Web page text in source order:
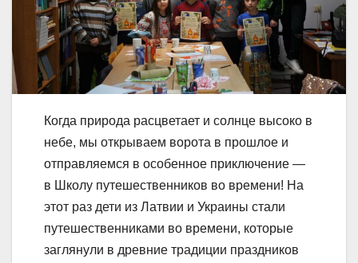
Когда природа расцветает и солнце высоко в
небе, мы открываем ворота в прошлое и
отправляемся в особенное приключение —
в Школу путешественников во времени! На
этот раз дети из Латвии и Украины стали
путешественниками во времени, которые
заглянули в древние традиции праздников